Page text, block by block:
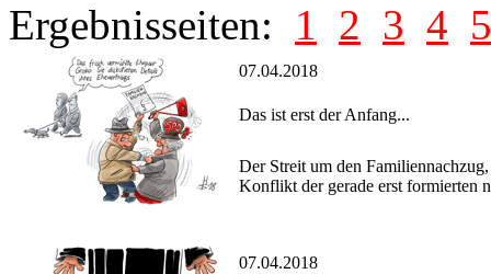
Ergebnisseiten: 1 2 3 4 5
07.04.2018
Das ist erst der Anfang...
Der Streit um den
Konflikt der gerade erst formierten
07.04.2018